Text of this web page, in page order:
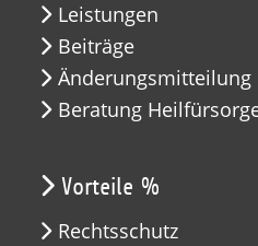
Leistungen
Beiträge
Änderungsmitteilung
Beratung
Vorteile %
Rechtsschutz